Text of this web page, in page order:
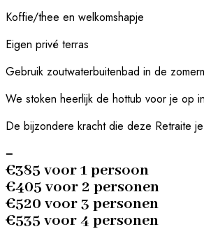
Koffie/thee en welkomshapje
Eigen privé terras
Gebruik zoutwaterbuitenbad in de
We stoken heerlijk de hottub voor je op
De bijzondere kracht die deze Retraite
=
€385 voor 1 persoon
€405 voor 2 personen
€520 voor 3 personen
€535 voor 4 personen